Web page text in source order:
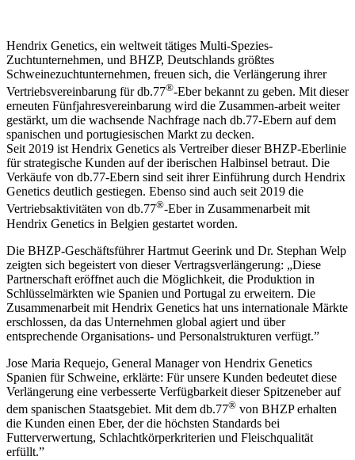
Hendrix Genetics, ein weltweit tätiges Multi-Spezies-
Zuchtunternehmen, und BHZP, Deutschlands größtes
Schweinezuchtunternehmen, freuen sich, die Verlängerung ihrer
Vertriebsvereinbarung für db.77®-Eber bekannt zu geben. Mit dieser
erneuten Fünfjahresvereinbarung wird die Zusammen-arbeit weiter
gestärkt, um die wachsende Nachfrage nach db.77-Ebern auf dem
spanischen und portugiesischen Markt zu decken.
Seit 2019 ist Hendrix Genetics als Vertreiber dieser BHZP-Eberlinie
für strategische Kunden auf der iberischen Halbinsel betraut. Die
Verkäufe von db.77-Ebern sind seit ihrer Einführung durch Hendrix
Genetics deutlich gestiegen. Ebenso sind auch seit 2019 die
Vertriebsaktivitäten von db.77®-Eber in Zusammenarbeit mit
Hendrix Genetics in Belgien gestartet worden.
Die BHZP-Geschäftsführer Hartmut Geerink und Dr. Stephan Welp
zeigten sich begeistert von dieser Vertragsverlängerung: „Diese
Partnerschaft eröffnet auch die Möglichkeit, die Produktion in
Schlüsselmärkten wie Spanien und Portugal zu erweitern. Die
Zusammenarbeit mit Hendrix Genetics hat uns internationale Märkte
erschlossen, da das Unternehmen global agiert und über
entsprechende Organisations- und Personalstrukturen verfügt.”
Jose Maria Requejo, General Manager von Hendrix Genetics
Spanien für Schweine, erklärte: Für unsere Kunden bedeutet diese
Verlängerung eine verbesserte Verfügbarkeit dieser Spitzeneber auf
dem spanischen Staatsgebiet. Mit dem db.77® von BHZP erhalten
die Kunden einen Eber, der die höchsten Standards bei
Futterverwertung, Schlachtkörperkriterien und Fleischqualität
erfüllt.”